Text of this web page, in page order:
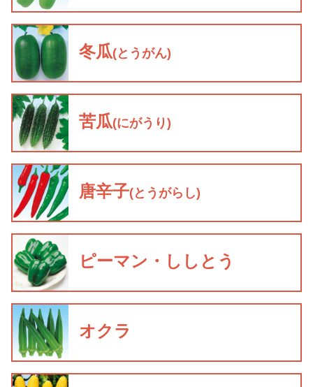
冬瓜(とうがん)
苦瓜(にがうり)
唐辛子(とうがらし)
ピーマン・ししとう
オクラ